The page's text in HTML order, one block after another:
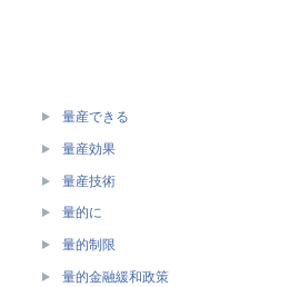
量産できる
量産効果
量産技術
量的に
量的制限
量的金融緩和政策